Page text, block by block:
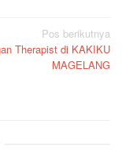
Pos berikutnya
Therapist di KAKIKU
MAGELANG